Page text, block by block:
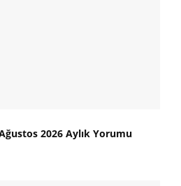
2026 Aylık Yorumu